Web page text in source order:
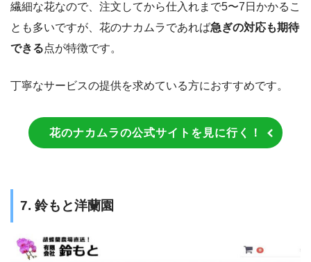
繊細な花なので、注文してから仕入れまで5〜7日かかるこ
とも多いですが、花のナカムラであれば急ぎの対応も期待
できる点が特徴です。
丁寧なサービスの提供を求めている方におすすめです。
花のナカムラの公式サイトを見に行く！
7. 鈴もと洋蘭園